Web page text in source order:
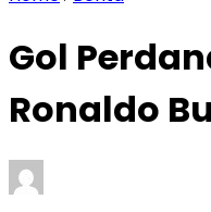
Gol
Ronaldo